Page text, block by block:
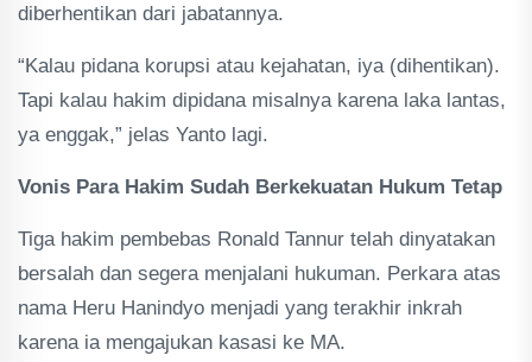
diberhentikan dari jabatannya.
“Kalau pidana korupsi atau kejahatan, iya (dihentikan).
Tapi kalau hakim dipidana misalnya karena laka lantas,
ya enggak,” jelas Yanto lagi.
Vonis Para Hakim Sudah Berkekuatan Hukum Tetap
Tiga hakim pembebas Ronald Tannur telah dinyatakan
bersalah dan segera menjalani hukuman. Perkara atas
nama Heru Hanindyo menjadi yang terakhir inkrah
karena ia mengajukan kasasi ke MA.